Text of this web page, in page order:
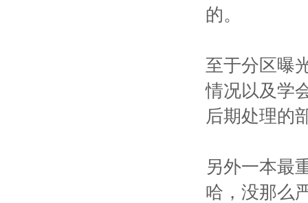
的。
至于分区曝
情况以及学
后期处理的
另外一本最
哈，没那么